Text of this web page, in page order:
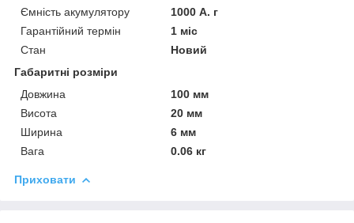
Ємність акумулятору
1000 А. г
Гарантійний термін
1 міс
Стан
Новий
Габаритні розміри
Довжина
100 мм
Висота
20 мм
Ширина
6 мм
Вага
0.06 кг
Приховати